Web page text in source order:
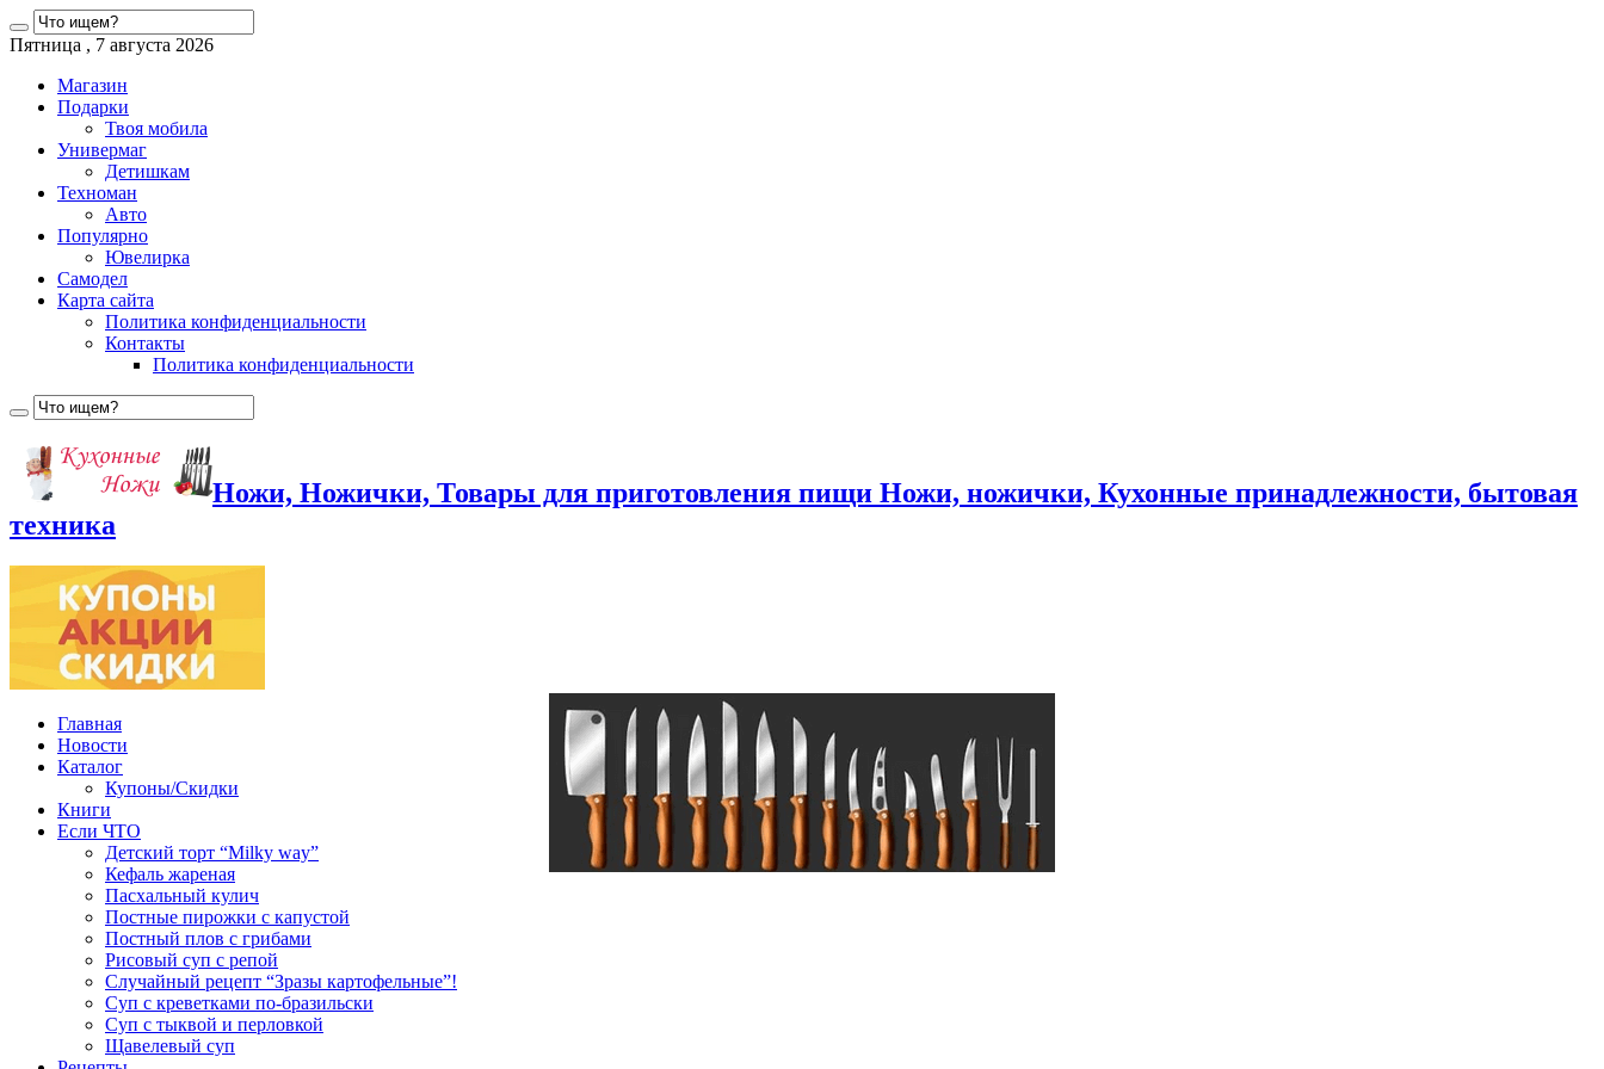
Пятница , 7 августа 2026
Магазин
Подарки
Твоя мобила
Универмаг
Детишкам
Техноман
Авто
Популярно
Ювелирка
Самодел
Карта сайта
Политика конфиденциальности
Контакты
Политика конфиденциальности
Ножи, Ножички, Товары для приготовления пищи Ножи, ножички, Кухонные принадлежности, бытовая
техника
Главная
Новости
Каталог
Купоны/Скидки
Книги
Если ЧТО
Детский торт “Milky way”
Кефаль жареная
Пасхальный кулич
Постные пирожки с капустой
Постный плов с грибами
Рисовый суп с репой
Случайный рецепт “Зразы картофельные”!
Суп с креветками по-бразильски
Суп с тыквой и перловкой
Щавелевый суп